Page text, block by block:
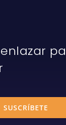
SUSCRÍBETE